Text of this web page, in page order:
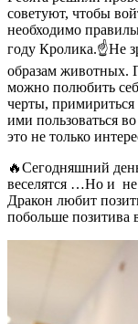
советуют, чтобы
необходимо
году Кролика.☝Не
образам животных.
можно полюбить
черты, примириться
ими пользоваться
это не только
🔥Сегодняшний
веселятся …Но и не
Дракон любит
побольше позитива